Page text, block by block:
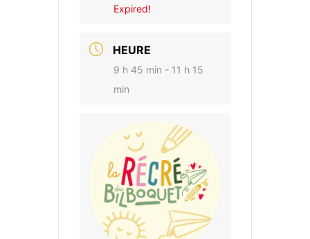
Expired!
HEURE
9 h 45 min - 11 h 15
min